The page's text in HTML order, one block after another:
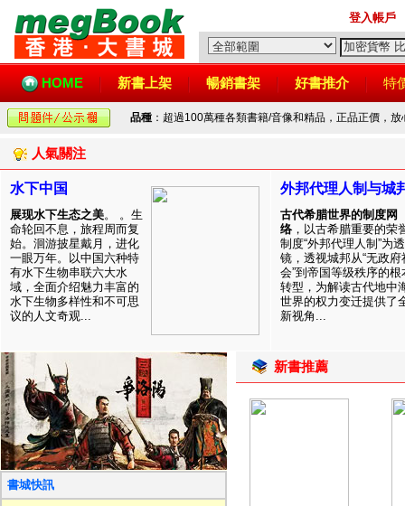
登入帳戶
HOME 新書上架 暢銷書架 好書推介 特
品種 ：超過100萬種各類書籍/音像和精品，正品正價，
人氣關注
水下中国
展现水下生态之美。 。生
命轮回不息，旅程周而复
始。洄游披星戴月，进化
一眼万年。以中国六种特
有水下生物串联六大水
域，全面介绍魅力丰富的
水下生物多样性和不可思
议的人文奇观...
外邦代理人制与城
古代希腊世界的制度网
络 ，以古希腊重要的荣
制度“外邦代理人制”为透
镜，透视城邦从“无政府
会”到帝国等级秩序的根
转型，为解读古代地中
世界的权力变迁提供了
新视角...
書城快訊
新書推薦